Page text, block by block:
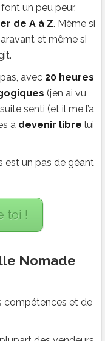
un peu peur,
de A à Z. Même si
et même si
avec 20 heures
(j’en ai vu
senti (et il me l’a
à devenir libre lui
est un pas de géant
toi !
Nomade
compétences et de